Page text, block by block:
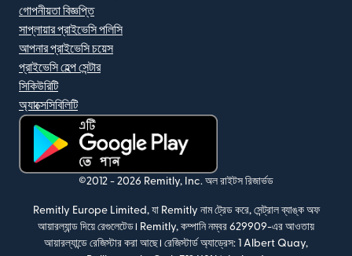
গোপনীয়তা বিজ্ঞপ্তি
সাপ্লায়ার প্রাইভেসি পলিসি
আপনার প্রাইভেসি চয়েস
প্রাইভেসি হেল্প সেন্টার
সিকিউরিটি
অ্যাক্সেসিবিলিটি
(নতুন উইন্ডোতে খুলবে)
©2012 - 2026 Remitly, Inc. অল রাইটস রিজার্ভড
Remitly Europe Limited, যা Remitly নাম ট্রেড করে, সেন্ট্রাল ব্যাঙ্ক অফ
আয়ারল্যান্ড দিয়ে রেগুলেটেড। Remitly, কম্পানি নম্বর 629909-এর আওতায়
আয়ারল্যান্ডে রেজিস্টার করা আছে। রেজিস্টার্ড অ্যাড্রেস: 1 Albert Quay,